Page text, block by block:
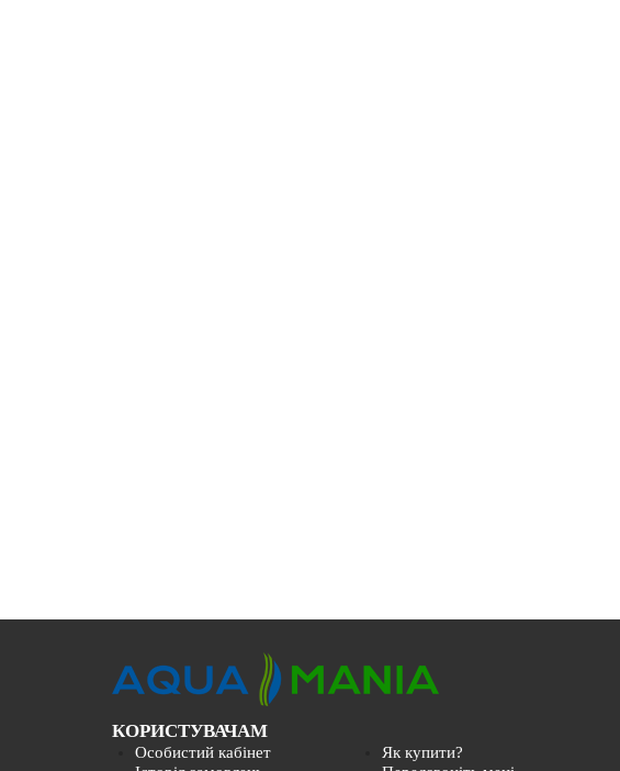
КОРИСТУВАЧАМ
Особистий кабінет
Як купити?